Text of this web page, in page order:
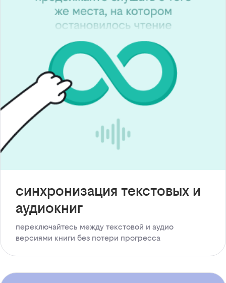
синхронизация текстовых и
аудиокниг
переключайтесь между текстовой и аудио
версиями книги без потери прогресса